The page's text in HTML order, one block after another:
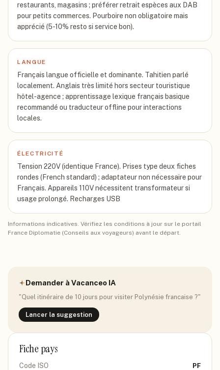
restaurants, magasins ; préférer retrait espèces aux DAB
pour petits commerces. Pourboire non obligatoire mais
apprécié (5-10% resto si service bon).
LANGUE
Français langue officielle et dominante. Tahitien parlé
localement. Anglais très limité hors secteur touristique
hôtel-agence ; apprentissage lexique français basique
recommandé ou traducteur offline pour interactions
locales.
ÉLECTRICITÉ
Tension 220V (identique France). Prises type deux fiches
rondes (French standard) ; adaptateur non nécessaire pour
Français. Appareils 110V nécessitent transformateur si
usage prolongé. Recharges USB
Informations indicatives. Vérifiez les conditions à jour sur le portail
France Diplomatie (Conseils aux voyageurs) avant le départ.
Demander à Vacanceo IA
"Quel itinéraire de 10 jours pour visiter Polynésie francaise ?"
Lancer la suggestion
Fiche pays
Code ISO PF